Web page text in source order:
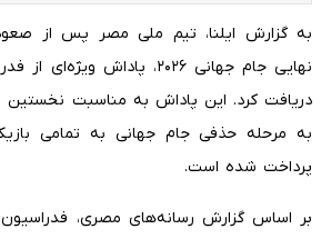
به گزارش ایلنا، تیم ملی مصر پس از
نهایی جام جهانی ۲۰۲۶، پاداش
دریافت کرد. این پاداش به مناسبت نخستین
به مرحله حذفی جام جهانی به تمامی
پرداخت شده است.
بر اساس گزارش رسانه‌های مصری، فدراسیون